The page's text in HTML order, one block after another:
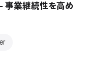
業継続性を高め